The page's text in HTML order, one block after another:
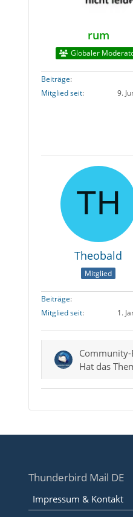
rum
Globaler
Beiträge
Mitglied seit
9.
Theobald
Mitglied
Beiträge
Mitglied seit
1.
Hat das
Thunderbird Mail DE
Impressum & Kontakt